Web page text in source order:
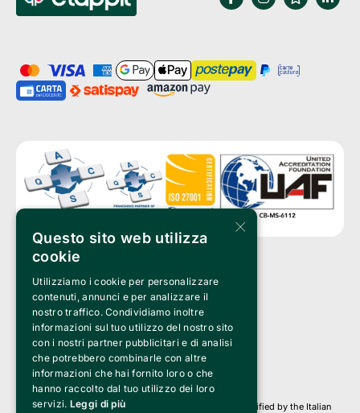
Clappit is a trademark of:
Bemils Srl
a Socio Unico
Via Fosse Ardeatine, 4 -20092 Cinisello Balsamo (MI)
PI 05589050961
Iscr. C.C.I.A.A. Milano R.E.A. 1833471
© 2010-2025 Bemils Srl - All rights reserved
Credits:
Clappit is based on the Belive 6.2 ticketing platform, certified by the Italian
×
Questo sito web utilizza
cookie
Utilizziamo i cookie per personalizzare
contenuti, annunci e per analizzare il
nostro traffico. Condividiamo inoltre
informazioni sul tuo utilizzo del nostro sito
con i nostri partner pubblicitari e di analisi
che potrebbero combinarle con altre
informazioni che hai fornito loro o che
hanno raccolto dal tuo utilizzo dei loro
servizi. Leggi di più